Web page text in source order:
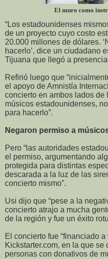
El muro como
“Los estadounidenses
de un proyecto cuyo costo
20.000 millones de dólares.
hacerlo’, dice un ciudadano
Tijuana que llegó a
Refirió luego que
el apoyo de Amnistía
concierto en ambos lados de
músicos estadounidenses,
para hacerlo”.
Negaron permiso a
Pero “las autoridades
el permiso, argumentando
protegida para distintas
descarada a la luz de las
concierto mismo”.
Usi dijo que “pese a la
concierto atrajo a mucha
de la región y fue un éxito
El concierto fue “financiado
Kickstarter.com, en la que
personas con donativos de